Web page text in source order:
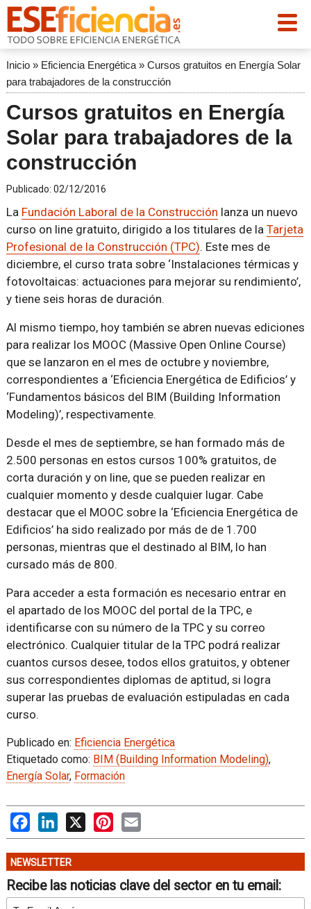
Inicio» Eficiencia Energética» Cursos gratuitos en Energía Solar
para trabajadores de la construcción
Cursos gratuitos en Energía
Solar para trabajadores de la
construcción
Publicado: 02/12/2016
La Fundación Laboral de la Construcción lanza un nuevo
curso on line gratuito, dirigido a los titulares de la Tarjeta
Profesional de la Construcción (TPC). Este mes de
diciembre, el curso trata sobre ‘Instalaciones térmicas y
fotovoltaicas: actuaciones para mejorar su rendimiento’,
y tiene seis horas de duración.
Al mismo tiempo, hoy también se abren nuevas ediciones
para realizar los MOOC (Massive Open Online Course)
que se lanzaron en el mes de octubre y noviembre,
correspondientes a ‘Eficiencia Energética de Edificios’ y
‘Fundamentos básicos del BIM (Building Information
Modeling)’, respectivamente.
Desde el mes de septiembre, se han formado más de
2.500 personas en estos cursos 100% gratuitos, de
corta duración y on line, que se pueden realizar en
cualquier momento y desde cualquier lugar. Cabe
destacar que el MOOC sobre la ‘Eficiencia Energética de
Edificios’ ha sido realizado por más de de 1.700
personas, mientras que el destinado al BIM, lo han
cursado más de 800.
Para acceder a esta formación es necesario entrar en
el apartado de los MOOC del portal de la TPC, e
identificarse con su número de la TPC y su correo
electrónico. Cualquier titular de la TPC podrá realizar
cuantos cursos desee, todos ellos gratuitos, y obtener
sus correspondientes diplomas de aptitud, si logra
superar las pruebas de evaluación estipuladas en cada
curso.
Publicado en: Eficiencia Energética
Etiquetado como: BIM (Building Information Modeling),
Energía Solar, Formación
FacebookLinkedIn
X PinterestEmail
NEWSLETTER
Recibe las noticias clave del sector en tu email: